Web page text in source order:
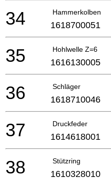
Hammerkolben
34 1618700051
Hohlwelle Z=6
35 1616130005
Schläger
36 1618710046
Druckfeder
37 1614618001
Stützring
38 1610328010